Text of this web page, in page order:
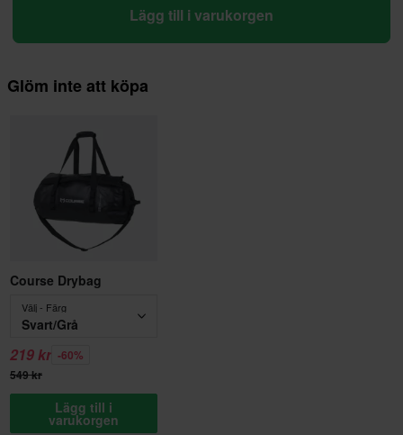
Lägg till i varukorgen
Glöm inte att köpa
Course Drybag
Välj - Färg
Svart/Grå
219 kr -60%
549 kr
Lägg till i
varukorgen